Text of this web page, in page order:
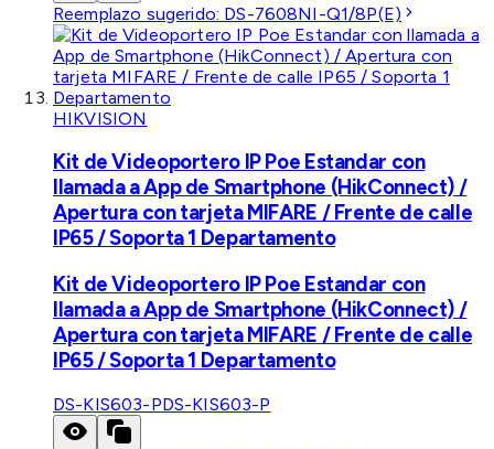
Reemplazo sugerido: DS-7608NI-Q1/8P(E)
HIKVISION
Kit de Videoportero IP Poe Estandar con
llamada a App de Smartphone (HikConnect) /
Apertura con tarjeta MIFARE / Frente de calle
IP65 / Soporta 1 Departamento
Kit de Videoportero IP Poe Estandar con
llamada a App de Smartphone (HikConnect) /
Apertura con tarjeta MIFARE / Frente de calle
IP65 / Soporta 1 Departamento
DS-KIS603-PDS-KIS603-P